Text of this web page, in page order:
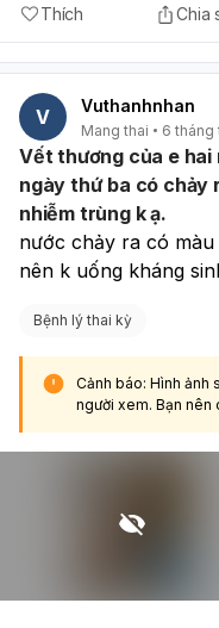
Thích Chia
V Vuthanhnhan
Mang thai 6 tháng
Vết thương của e hai
ngày thứ ba có chảy
nhiễm trùng k ạ.
nước chảy ra có
nên k uống kháng
Bệnh lý thai kỳ
Cảnh báo: Hình ảnh
người xem. Bạn nên